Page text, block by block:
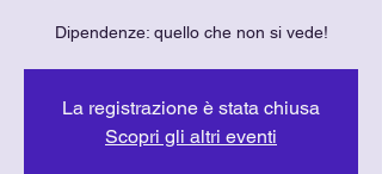
Dipendenze: quello che non si vede!
La registrazione è stata chiusa
Scopri gli altri eventi